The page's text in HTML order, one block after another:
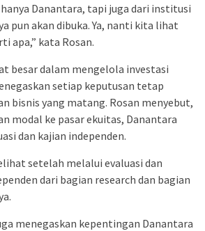
Danantara, tapi juga dari institusi
pun akan dibuka. Ya, nanti kita lihat
apa,” kata Rosan.
besar dalam mengelola investasi
setiap keputusan tetap
bisnis yang matang. Rosan menyebut,
modal ke pasar ekuitas, Danantara
dan kajian independen.
setelah melalui evaluasi dan
dari bagian research dan bagian
menegaskan kepentingan Danantara